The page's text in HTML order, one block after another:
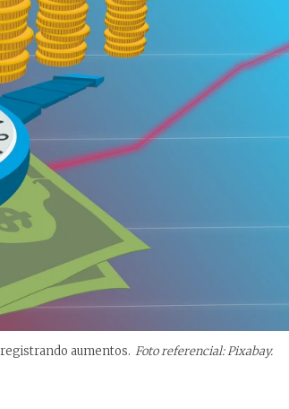
aumentos. Foto referencial: Pixabay.